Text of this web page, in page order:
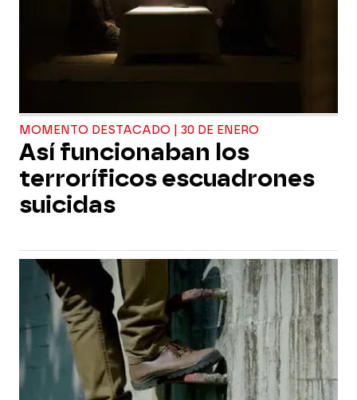
MOMENTO DESTACADO | 30 DE ENERO
Así funcionaban los
terroríficos escuadrones
suicidas